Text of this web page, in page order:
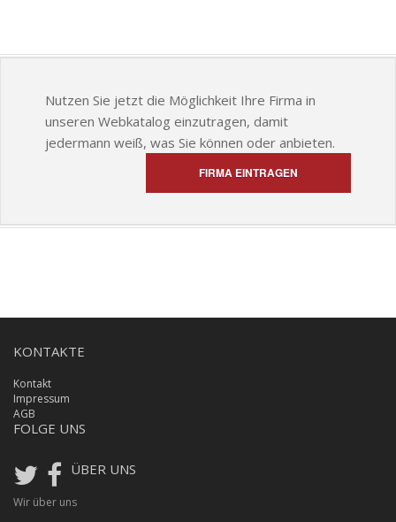
Nutzen Sie jetzt die Möglichkeit Ihre Firma in
unseren Webkatalog einzutragen, damit
jedermann weiß, was Sie können oder anbieten.
FIRMA EINTRAGEN
KONTAKTE
Kontakt
Impressum
AGB
FOLGE UNS
ÜBER UNS
Wir über uns